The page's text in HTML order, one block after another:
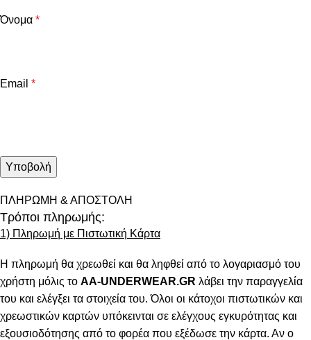
Όνομα *
Email *
ΠΛΗΡΩΜΗ & ΑΠΟΣΤΟΛΗ
Τρόποι πληρωμής:
1) Πληρωμή με Πιστωτική Κάρτα
Η πληρωμή θα χρεωθεί και θα ληφθεί από το λογαριασμό του
χρήστη μόλις το AA-UNDERWEAR.GR λάβει την παραγγελία
του και ελέγξει τα στοιχεία του. Όλοι οι κάτοχοι πιστωτικών και
χρεωστικών καρτών υπόκεινται σε ελέγχους εγκυρότητας και
εξουσιοδότησης από το φορέα που εξέδωσε την κάρτα. Αν ο